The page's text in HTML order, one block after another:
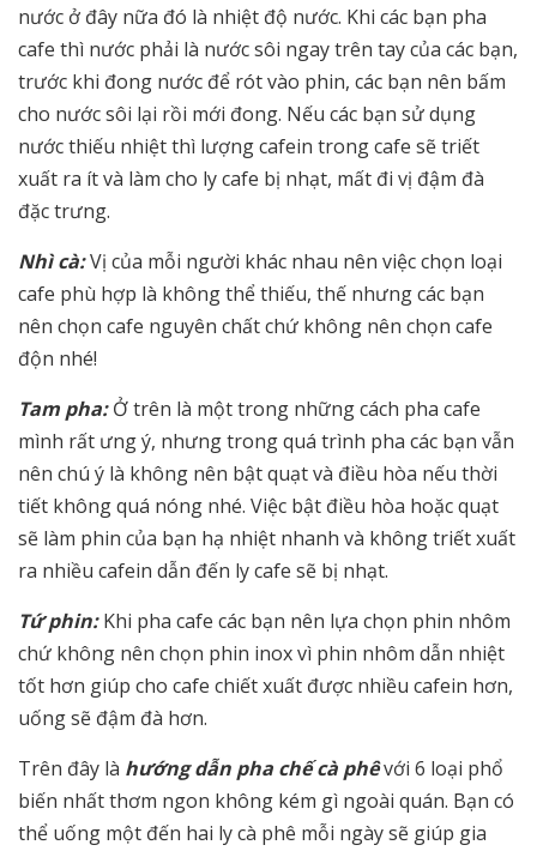
nước ở đây nữa đó là nhiệt độ nước. Khi các bạn pha
cafe thì nước phải là nước sôi ngay trên tay của các bạn,
trước khi đong nước để rót vào phin, các bạn nên bấm
cho nước sôi lại rồi mới đong. Nếu các bạn sử dụng
nước thiếu nhiệt thì lượng cafein trong cafe sẽ triết
xuất ra ít và làm cho ly cafe bị nhạt, mất đi vị đậm đà
đặc trưng.
Nhì cà:Vị của mỗi người khác nhau nên việc chọn loại
cafe phù hợp là không thể thiếu, thế nhưng các bạn
nên chọn cafe nguyên chất chứ không nên chọn cafe
độn nhé!
Tam pha: Ở trên là một trong những cách pha cafe
mình rất ưng ý, nhưng trong quá trình pha các bạn vẫn
nên chú ý là không nên bật quạt và điều hòa nếu thời
tiết không quá nóng nhé. Việc bật điều hòa hoặc quạt
sẽ làm phin của bạn hạ nhiệt nhanh và không triết xuất
ra nhiều cafein dẫn đến ly cafe sẽ bị nhạt.
Tứ phin: Khi pha cafe các bạn nên lựa chọn phin nhôm
chứ không nên chọn phin inox vì phin nhôm dẫn nhiệt
tốt hơn giúp cho cafe chiết xuất được nhiều cafein hơn,
uống sẽ đậm đà hơn.
Trên đây là hướng dẫn pha chế cà phêvới 6 loại phổ
biến nhất thơm ngon không kém gì ngoài quán. Bạn có
thể uống một đến hai ly cà phê mỗi ngày sẽ giúp gia